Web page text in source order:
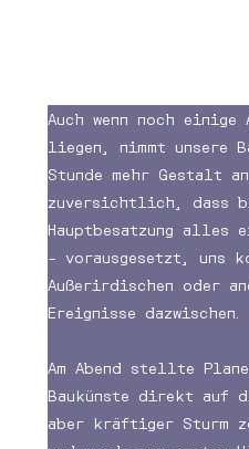
Auch wenn noch
liegen, nimmt unsere
Stunde mehr Gestalt
zuversichtlich, dass
Hauptbesatzung alles
– vorausgesetzt, uns
Außerirdischen oder
Ereignisse dazwischen.
Am Abend stellte
Baukünste direkt auf
aber kräftiger Sturm